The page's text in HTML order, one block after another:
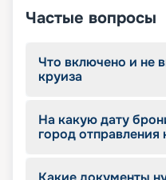
Наша компания
круизы MSC World
информацию для
круизов на 2026 -
лайнера, описание
Опытные
проконсультируют
оказывать
Частые вопросы
Что включено и не
круиза
На какую дату
город отправления